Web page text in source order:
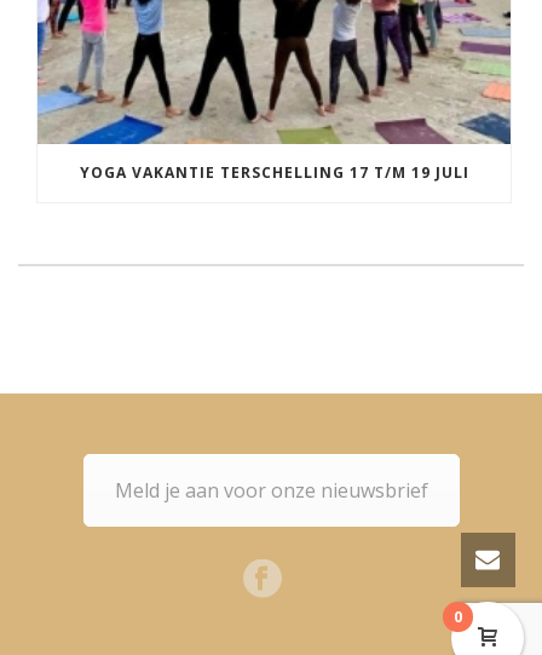
YOGA VAKANTIE TERSCHELLING 17 T/M 19 JULI
Meld je aan voor onze nieuwsbrief
0